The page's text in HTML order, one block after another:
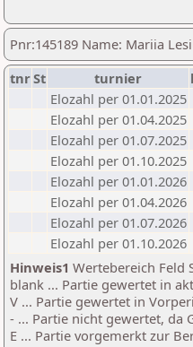
Pnr:145189 Name: Mariia
tnrSt turnier
Elozahl per 01.01.2025
Elozahl per 01.04.2025
Elozahl per 01.07.2025
Elozahl per 01.10.2025
Elozahl per 01.01.2026
Elozahl per 01.04.2026
Elozahl per 01.07.2026
Elozahl per 01.10.2026
Hinweis1 Wertebereich Feld
blank ... Partie gewertet in
V ... Partie gewertet in
- ... Partie nicht gewertet, da
E ... Partie vorgemerkt zur